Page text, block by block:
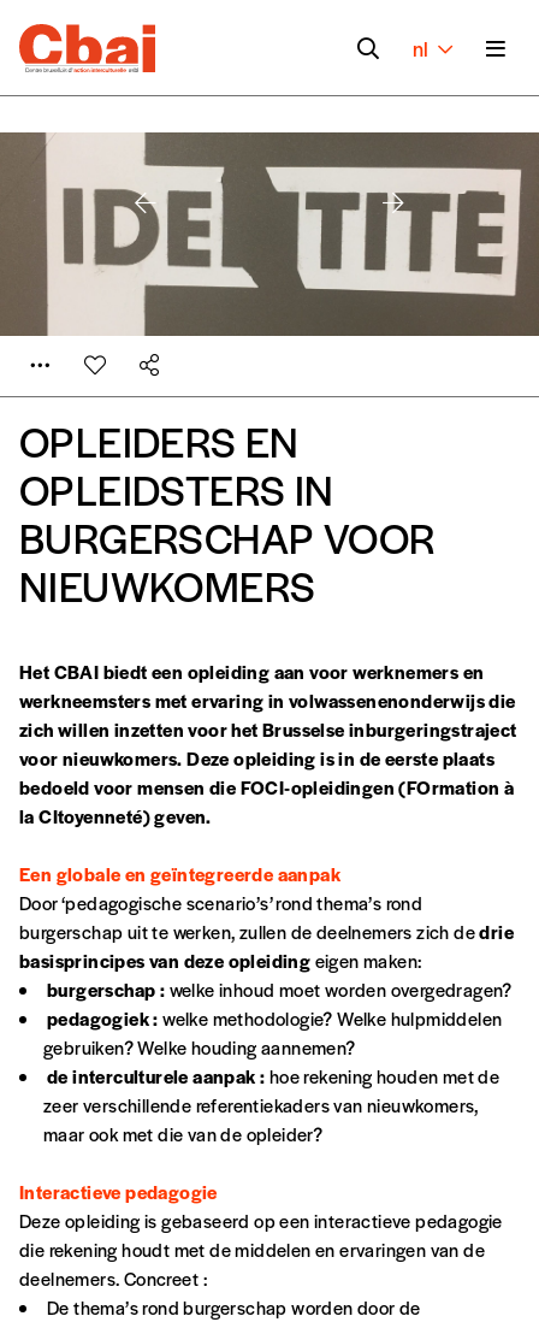
nl
OPLEIDERS EN
OPLEIDSTERS IN
BURGERSCHAP VOOR
NIEUWKOMERS
Inloggen
INLOGGEN
Wachtwoord vergeten?
Account
maken
commande
A partir de 2021,Imag, le magazine de
l’interculturel,vous est proposé àPRIX LIBRE.
Le prix libre est un mode de fixation du prix
peut être une manière pour lui de payer le prix
qu’il estime juste. Dans l’objectif de rendre nos
activités et publications accessibles, et
d’affirmer notre attachement aux valeurs de
solidarité, nous vous proposons d’estimer
vous-mêmes le coût de notre publication.
Cette valeur peut donc être inférieure, égale
ou supérieure au prix indicatif. De cette
manière, vous soutenez le travail de l’équipe
de rédaction selon vos moyens et vos
En pratique
Vous vous abonnez pour l’année civile en
cours ou vous commandez au numéro.
Het CBAI biedt een opleiding aan voor werknemers en
werkneemsters met ervaring in volwassenenonderwijs die
zich willen inzetten voor het Brusselse inburgeringstraject
voor nieuwkomers. Deze opleiding is in de eerste plaats
bedoeld voor mensen die FOCI-opleidingen (FOrmation à
la CItoyenneté) geven.
Een globale en geïntegreerde aanpak
Door ‘pedagogische scenario’s’ rond thema’s rond
burgerschap uit te werken, zullen de deelnemers zich dedrie
basisprincipes van deze opleidingeigen maken:
burgerschap :welke inhoud moet worden overgedragen?
pedagogiek :welke methodologie? Welke hulpmiddelen
gebruiken? Welke houding aannemen?
de interculturele aanpak :hoe rekening houden met de
zeer verschillende referentiekaders van nieuwkomers,
maar ook met die van de opleider?
Interactieve pedagogie
Deze opleiding is gebaseerd op een interactieve pedagogie
die rekening houdt met de middelen en ervaringen van de
deelnemers. Concreet :
De thema’s rond burgerschap worden door de